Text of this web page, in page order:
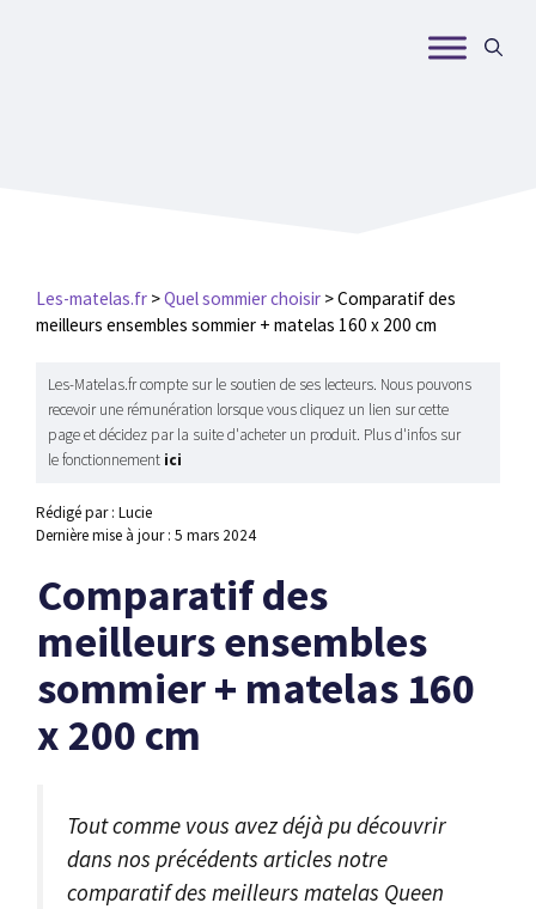
Les-matelas.fr >Quel sommier choisir >Comparatif des
meilleurs ensembles sommier + matelas 160 x 200 cm
Les-Matelas.fr compte sur le soutien de ses lecteurs. Nous pouvons
recevoir une rémunération lorsque vous cliquez un lien sur cette
page et décidez par la suite d'acheter un produit. Plus d'infos sur
le fonctionnement ici
Rédigé par : Lucie
Dernière mise à jour : 5 mars 2024
Comparatif des
meilleurs ensembles
sommier + matelas 160
x 200 cm
Tout comme vous avez déjà pu découvrir
dans nos précédents articles notre
comparatif des meilleurs matelas Queen